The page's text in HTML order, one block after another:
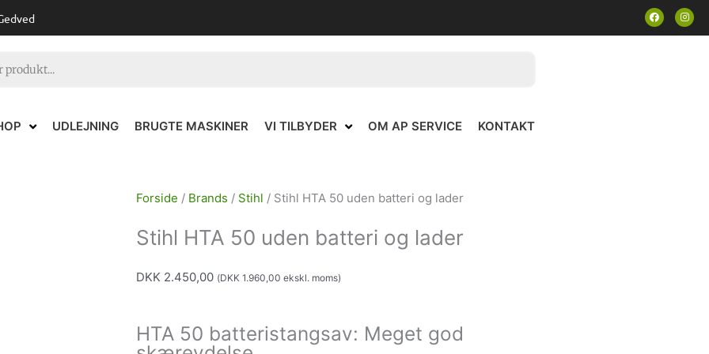
F
a
c
I
n
s
UDLEJNING BRUGTE MASKINER VI TILBYDER OM AP SERVICE KONTAKT
Forside / Brands / Stihl / Stihl HTA 50 uden batteri og lader
Stihl HTA 50 uden batteri og lader
DKK 2.450,00 (DKK 1.960,00 ekskl. moms)
HTA 50 batteristangsav: Meget god